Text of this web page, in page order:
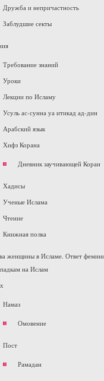
Дружба и непричастность
Заблудшие секты
Требование знаний
Уроки
Лекции по Исламу
Усуль ас-сунна уа итикад ад-дин
Арабский язык
Хифз Корана
Дневник заучивающей Коран
Хадисы
Ученые Ислама
Чтение
Книжная полка
женщины в Исламе. Ответ
на Ислам
Намаз
Омовение
Пост
Рамадан